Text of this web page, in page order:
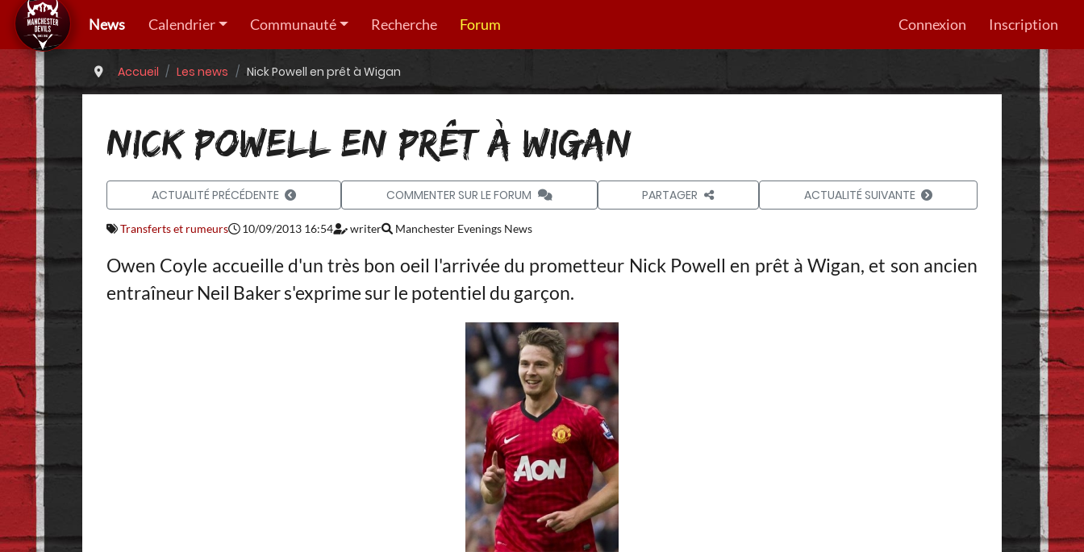
News Calendrier Communauté Recherche Forum Connexion Inscription
Accueil Les news Nick Powell en prêt à Wigan
NICK POWELL EN PRÊT À WIGAN
ACTUALITÉ PRÉCÉDENTE COMMENTER SUR LE FORUM PARTAGER ACTUALITÉ SUIVANTE
Transferts et rumeurs 10/09/2013 16:54 writer Manchester Evenings News
Owen Coyle accueille d'un très bon oeil l'arrivée du prometteur Nick Powell en prêt à Wigan, et son ancien
entraîneur Neil Baker s'exprime sur le potentiel du garçon.